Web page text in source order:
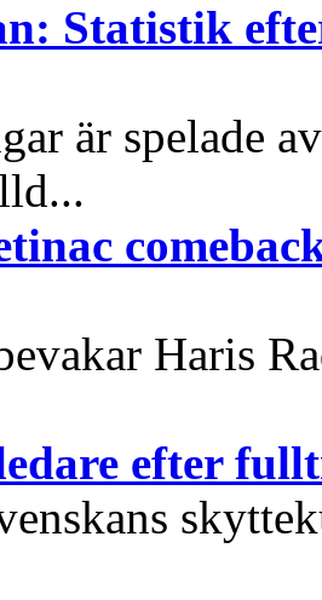
Statistik
är spelade
Haris
efter